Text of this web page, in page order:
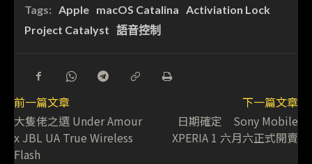
Tags: Apple macOS Catalina Activiation Lock
Project Catalyst 語音控制
前一篇文章
大隻佬之選 Under Amour
x JBL UA True Wireless
Flash
下一篇文章
日期確定 Sony Mobile
XPERIA 1 六月六正式開賣